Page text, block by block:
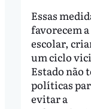
Essas
favorecem a
escolar,
um ciclo
Estado não
políticas
evitar a